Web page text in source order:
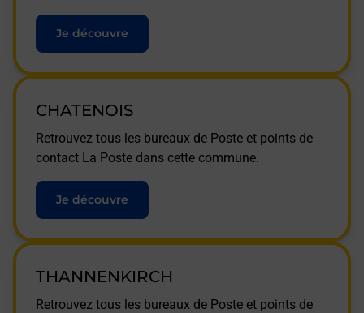
Je découvre
CHATENOIS
Retrouvez tous les bureaux de Poste et points de
contact La Poste dans cette commune.
Je découvre
THANNENKIRCH
Retrouvez tous les bureaux de Poste et points de